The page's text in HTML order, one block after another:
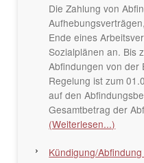
Die Zahlung von
Ende eines
Sozialplänen an. Bis
Abfindungen von der
Regelung ist zum
auf den
Gesamtbetrag der
(Weiterlesen...)
Kündigung/